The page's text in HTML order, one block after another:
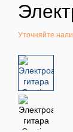
Уточняйте